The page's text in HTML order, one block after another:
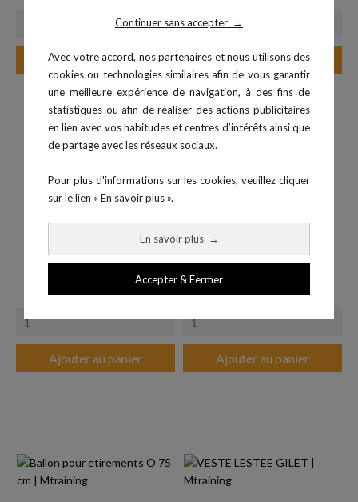
Continuer sans accepter →
Avec votre accord, nos partenaires et nous utilisons des
cookies ou technologies similaires afin de vous garantir
une meilleure expérience de navigation, à des fins de
statistiques ou afin de réaliser des actions publicitaires
en lien avec vos habitudes et centres d’intérêts ainsi que
de partage avec les réseaux sociaux.
Pour plus d'informations sur les cookies, veuillez cliquer
sur le lien « En savoir plus ».
En savoir plus →
Accepter & Fermer
Ajouter au panier Ajouter au panier
Prix
46,99 €
Ajouter au panier
Prix
16,45 €Prix de base
32,90 €
Ajouter au panier
-50%